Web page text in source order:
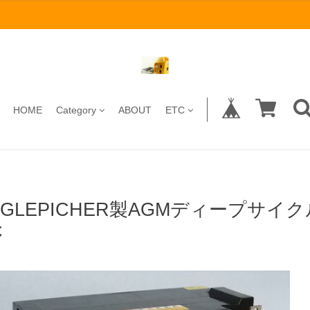
HOME Category ABOUT ETC
製AGMディープサイ